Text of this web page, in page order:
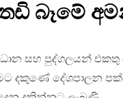
බෑමේ
සහ පුද්ගලයන්
දකුණේ දේශපාලන